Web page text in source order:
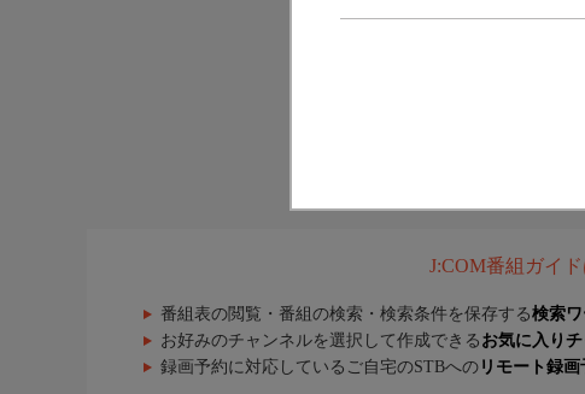
J:COM番組ガイ
番組表の閲覧・番組の検索・検索条件を保存する検索
お好みのチャンネルを選択して作成できる お気に入り
録画予約に対応しているご自宅のSTBへの リモート録画